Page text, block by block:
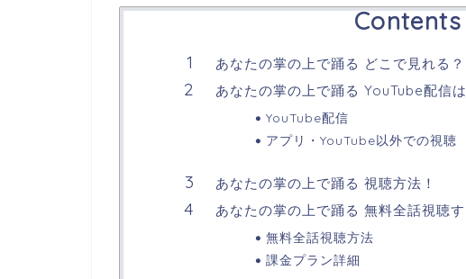
Contents
あなたの掌の上で踊る どこで見れる？
あなたの掌の上で踊る YouTube配信は
YouTube配信
アプリ・YouTube以外での視聴
あなたの掌の上で踊る 視聴方法！
あなたの掌の上で踊る 無料全話視聴す
無料全話視聴方法
課金プラン詳細